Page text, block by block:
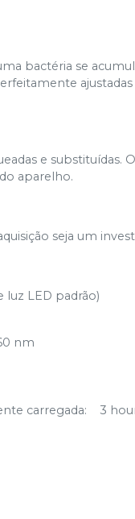
bactéria se
e substituídas.
aparelho.
seja um
luz LED padrão)
nm
carregada: 3